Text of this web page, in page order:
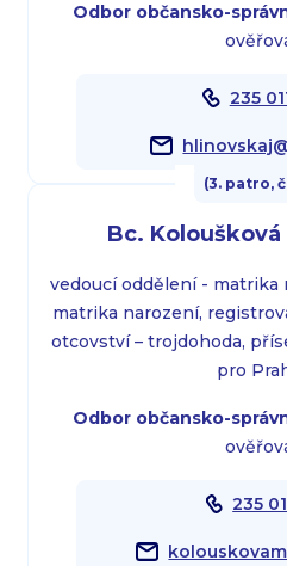
Odbor občansko-
235
(3. patro,
Bc.
vedoucí oddělení - matrika
matrika narození,
otcovství – trojdohoda,
pro
Odbor občansko-
235